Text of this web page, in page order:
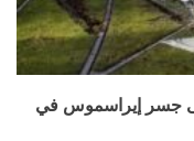
على جسر إيراسموس في